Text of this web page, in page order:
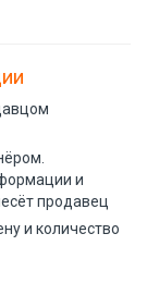
и
продавец
и количество